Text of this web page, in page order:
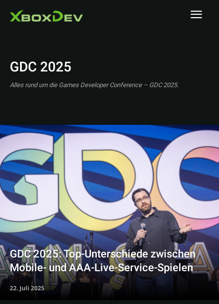
GDC 2025
Alles rund um die Games Developer Conference – GDC 2025.
GDC 2025: Top-Unterschiede zwischen
Mobile- und AAA-Live-Service-Spielen
22. Juli 2025